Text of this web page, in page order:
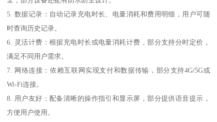
5. 数据记录：自动记录充电时长、电量消耗和费用明细，用户可随
时查询历史记录。
6. 灵活计费：根据充电时长或电量消耗计费，部分支持分时定价，
满足不同用户需求。
7. 网络连接：依赖互联网实现支付和数据传输，部分支持4G/5G或
Wi-Fi连接。
8. 用户友好：配备清晰的操作指引和显示屏，部分提供语音提示，
方便用户使用。